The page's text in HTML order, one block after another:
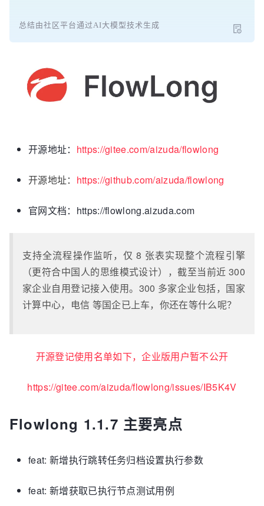
总结由社区平台通过AI大模型技术生成
开源地址： https://gitee.com/aizuda/flowlong
开源地址： https://github.com/aizuda/flowlong
官网文档：https://flowlong.aizuda.com
支持全流程操作监听，仅 8 张表实现整个流程引擎
（更符合中国人的思维模式设计），截至当前近 300
家企业自用登记接入使用。300 多家企业包括，国家
计算中心，电信 等国企已上车，你还在等什么呢？
开源登记使用名单如下，企业版用户暂不公开
https://gitee.com/aizuda/flowlong/issues/IB5K4V
Flowlong 1.1.7 主要亮点
feat: 新增执行跳转任务归档设置执行参数
feat: 新增获取已执行节点测试用例